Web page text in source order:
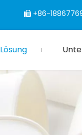
 +86-
Lösung